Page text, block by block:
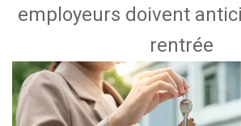
employeurs doivent
rentrée